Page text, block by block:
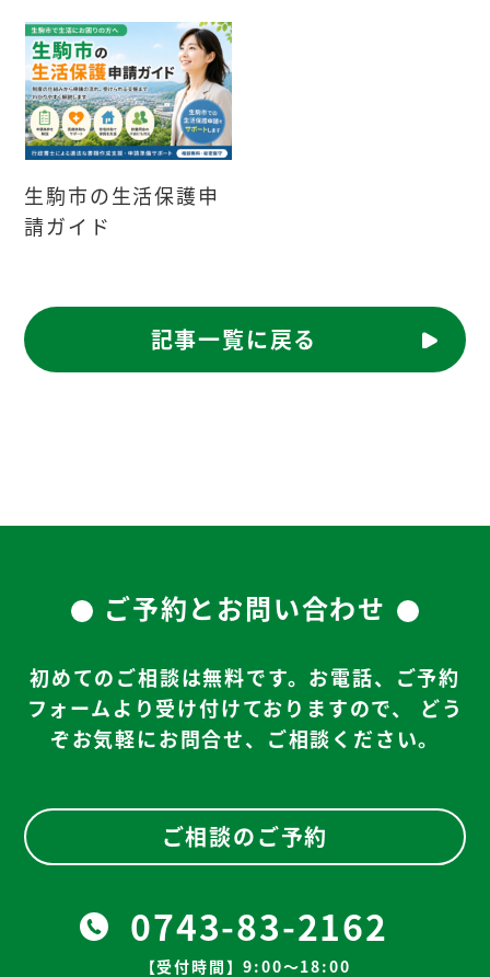
生駒市の生活保護申
請ガイド
記事一覧に戻る
ご予約とお問い合わせ
初めてのご相談は無料です。お電話、ご予約
フォームより受け付けておりますので、
どう
ぞお気軽にお問合せ、ご相談ください。
ご相談のご予約
0743-83-2162
【受付時間】9:00～18:00